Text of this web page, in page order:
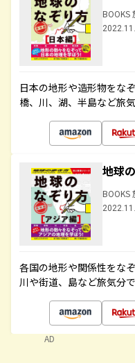
BOOKS
日本の地形や造形物をな
橋、川、湖、半島など旅
地球
BOOKS
各国の地形や関係性をな
川や街道、島など旅気分
AD